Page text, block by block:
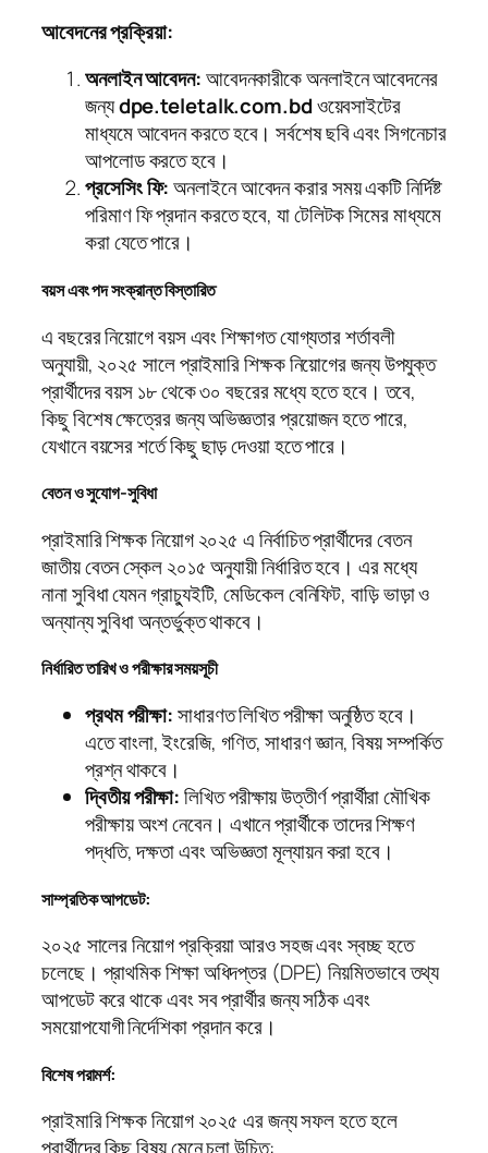
আবেদনের প্রক্রিয়া:
অনলাইন আবেদন:আবেদনকারীকে অনলাইনে আবেদনের
জন্যdpe.teletalk.com.bdওয়েবসাইটের
মাধ্যমে আবেদন করতে হবে। সর্বশেষ ছবি এবং সিগনেচার
আপলোড করতে হবে।
প্রসেসিং ফি:অনলাইনে আবেদন করার সময় একটি নির্দিষ্ট
পরিমাণ ফি প্রদান করতে হবে, যা টেলিটক সিমের মাধ্যমে
করা যেতে পারে।
বয়স এবং পদ সংক্রান্ত বিস্তারিত
এ বছরের নিয়োগে বয়স এবং শিক্ষাগত যোগ্যতার শর্তাবলী
অনুযায়ী, ২০২৫ সালে প্রাইমারি শিক্ষক নিয়োগের জন্য উপযুক্ত
প্রার্থীদের বয়স ১৮ থেকে ৩০ বছরের মধ্যে হতে হবে। তবে,
কিছু বিশেষ ক্ষেত্রের জন্য অভিজ্ঞতার প্রয়োজন হতে পারে,
যেখানে বয়সের শর্তে কিছু ছাড় দেওয়া হতে পারে।
বেতন ও সুযোগ-সুবিধা
প্রাইমারি শিক্ষক নিয়োগ ২০২৫ এ নির্বাচিত প্রার্থীদের বেতন
জাতীয় বেতন স্কেল ২০১৫ অনুযায়ী নির্ধারিত হবে। এর মধ্যে
নানা সুবিধা যেমন গ্রাচ্যুইটি, মেডিকেল বেনিফিট, বাড়ি ভাড়া ও
অন্যান্য সুবিধা অন্তর্ভুক্ত থাকবে।
নির্ধারিত তারিখ ও পরীক্ষার সময়সূচী
প্রথম পরীক্ষা:সাধারণত লিখিত পরীক্ষা অনুষ্ঠিত হবে।
এতে বাংলা, ইংরেজি, গণিত, সাধারণ জ্ঞান, বিষয় সম্পর্কিত
প্রশ্ন থাকবে।
দ্বিতীয় পরীক্ষা:লিখিত পরীক্ষায় উত্তীর্ণ প্রার্থীরা মৌখিক
পরীক্ষায় অংশ নেবেন। এখানে প্রার্থীকে তাদের শিক্ষণ
পদ্ধতি, দক্ষতা এবং অভিজ্ঞতা মূল্যায়ন করা হবে।
সাম্প্রতিক আপডেট:
২০২৫ সালের নিয়োগ প্রক্রিয়া আরও সহজ এবং স্বচ্ছ হতে
চলেছে। প্রাথমিক শিক্ষা অধিদপ্তর (DPE) নিয়মিতভাবে তথ্য
আপডেট করে থাকে এবং সব প্রার্থীর জন্য সঠিক এবং
সময়োপযোগী নির্দেশিকা প্রদান করে।
বিশেষ পরামর্শ:
প্রাইমারি শিক্ষক নিয়োগ ২০২৫ এর জন্য সফল হতে হলে